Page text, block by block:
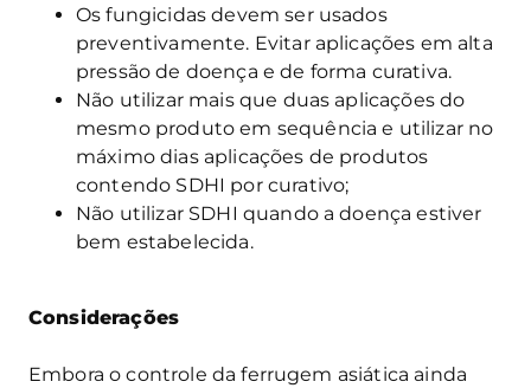
Os fungicidas devem ser usados
preventivamente. Evitar aplicações em alta
pressão de doença e de forma curativa.
Não utilizar mais que duas aplicações do
mesmo produto em sequência e utilizar no
máximo dias aplicações de produtos
contendo SDHI por curativo;
Não utilizar SDHI quando a doença estiver
bem estabelecida.
Considerações
Embora o controle da ferrugem asiática ainda